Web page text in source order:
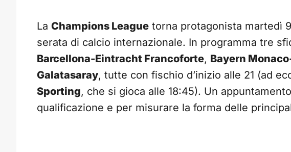
La Champions League torna protagonista martedì
serata di calcio internazionale. In programma tre
Barcellona-Eintracht Francoforte, Bayern
Galatasaray, tutte con fischio d’inizio alle 21 (ad
Sporting, che si gioca alle 18:45). Un
qualificazione e per misurare la forma delle